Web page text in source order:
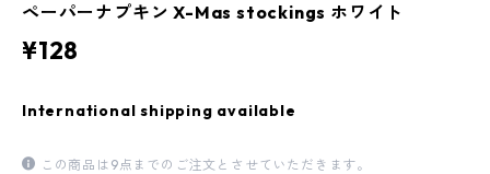
ペーパーナプキン X-Mas stockings ホワイト
¥128
International shipping available
この商品は9点までのご注文とさせていただきます。